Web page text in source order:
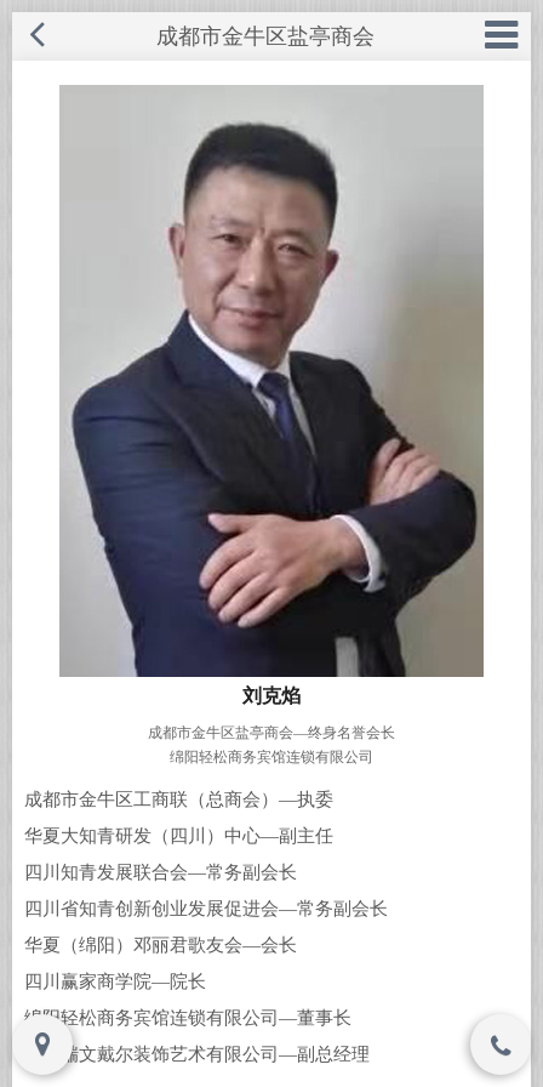
手机：185-8266-9919
网址：www.cdytsh.com
邮箱：569666549@qq.com
联系人：胥先生
地址：成都市金牛区蜀西路66号龙樾
西城D幢8楼
Copyright © www.cdytsh.com , All Rights
Reserved
◆ 商会成员
◆ 商会服务
◆ 商会动态
◆ 优秀企业
◆ 招商引资
◆ 服务中心
Copyright © www.cdytsh.com , All Rights
Reserved
成都市金牛区盐亭商会
刘克焰
成都市金牛区盐亭商会—终身名誉会长
绵阳轻松商务宾馆连锁有限公司
成都市金牛区工商联（总商会）—执委
华夏大知青研发（四川）中心—副主任
四川知青发展联合会—常务副会长
四川省知青创新创业发展促进会—常务副会长
华夏（绵阳）邓丽君歌友会—会长
四川赢家商学院—院长
绵阳轻松商务宾馆连锁有限公司—董事长
四川瑞文戴尔装饰艺术有限公司—副总经理